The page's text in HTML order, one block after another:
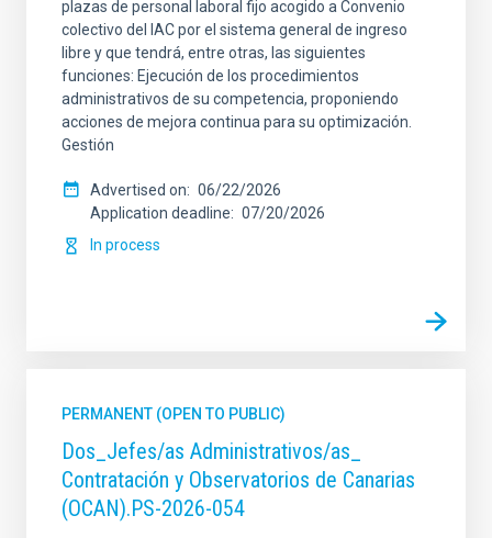
plazas de personal laboral fijo acogido a Convenio
colectivo del IAC por el sistema general de ingreso
libre y que tendrá, entre otras, las siguientes
funciones: Ejecución de los procedimientos
administrativos de su competencia, proponiendo
acciones de mejora continua para su optimización.
Gestión
Advertised on
06/22/2026
Application deadline
07/20/2026
In process
PERMANENT (OPEN TO PUBLIC)
Dos_Jefes/as Administrativos/as_
Contratación y Observatorios de Canarias
(OCAN).PS-2026-054